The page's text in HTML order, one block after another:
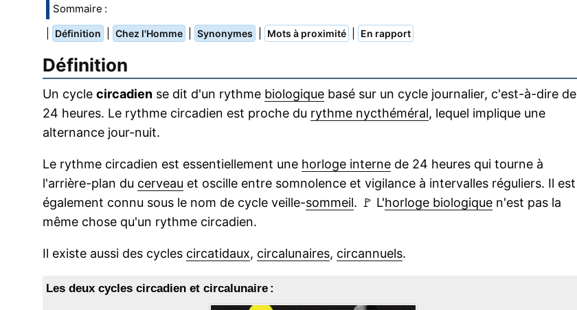
Sommaire :
Définition Chez l'Homme Synonymes Mots à proximité En rapport
Définition
Un cycle circadien se dit d'un rythme biologique basé sur un cycle journalier, c'est-à-dire de
24 heures. Le rythme circadien est proche du rythme nycthéméral, lequel implique une
alternance jour-nuit.
Le rythme circadien est essentiellement une horloge interne de 24 heures qui tourne à
l'arrière-plan du cerveau et oscille entre somnolence et vigilance à intervalles réguliers. Il est
également connu sous le nom de cycle veille-sommeil. 🚩 L'horloge biologique n'est pas la
même chose qu'un rythme circadien.
Il existe aussi des cycles circatidaux, circalunaires, circannuels.
Les deux cycles circadien et circalunaire :